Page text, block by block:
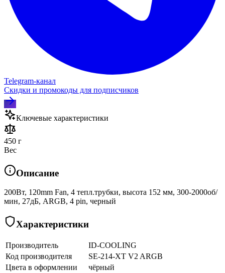
Telegram‑канал
Скидки и промокоды для подписчиков
Ключевые характеристики
450 г
Вес
Описание
200Вт, 120mm Fan, 4 тепл.трубки, высота 152 мм, 300-2000об/
мин, 27дБ, ARGB, 4 pin, черный
Характеристики
Производитель
ID-COOLING
Код производителя
SE-214-XT V2 ARGB
Цвета в оформлении
чёрный